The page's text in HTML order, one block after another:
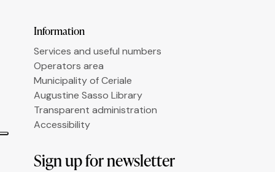
Information
Services and useful numbers
Operators area
Municipality of Ceriale
Augustine Sasso Library
Transparent administration
Accessibility
Sign up for newsletter